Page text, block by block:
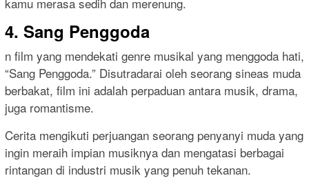
4. Sang Penggoda
n film yang mendekati genre musikal yang menggoda hati,
“Sang Penggoda.” Disutradarai oleh seorang sineas muda
berbakat, film ini adalah perpaduan antara musik, drama,
juga romantisme.
Cerita mengikuti perjuangan seorang penyanyi muda yang
ingin meraih impian musiknya dan mengatasi berbagai
rintangan di industri musik yang penuh tekanan.